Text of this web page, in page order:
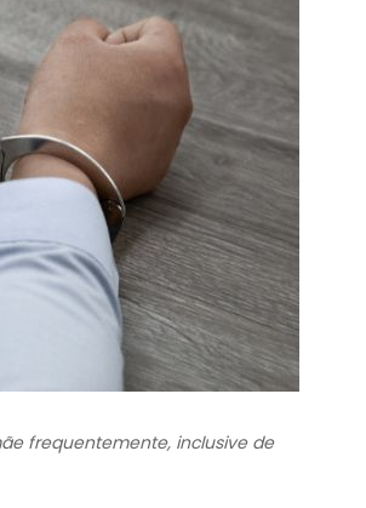
frequentemente, inclusive de